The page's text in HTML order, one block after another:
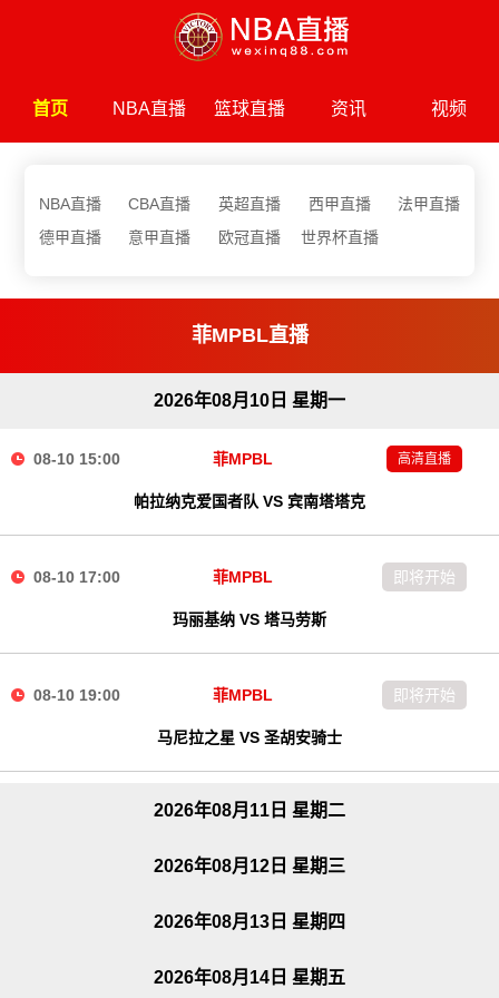
首页 NBA直播 篮球直播 资讯 视频
NBA直播 CBA直播 英超直播 西甲直播
法甲直播
德甲直播
意甲直播 欧冠直播 世界杯直播
菲MPBL直播
2026年08月10日 星期一
08-10 15:00 菲MPBL
帕拉纳克爱国者队 VS 宾南塔塔克
高清直播
08-10 17:00 菲MPBL
玛丽基纳 VS 塔马劳斯
即将开始
08-10 19:00 菲MPBL
马尼拉之星 VS 圣胡安骑士
即将开始
2026年08月11日 星期二
2026年08月12日 星期三
2026年08月13日 星期四
2026年08月14日 星期五